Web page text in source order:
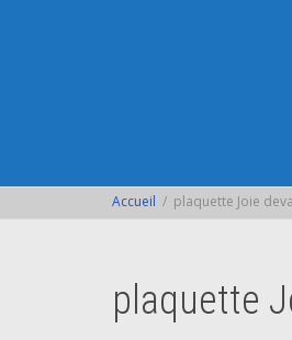
Accueil plaquette Joie
plaquette